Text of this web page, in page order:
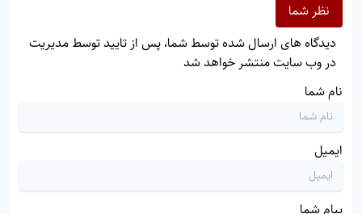
نظر شما
دیدگاه های ارسال شده توسط شما، پس از تایید توسط مدیریت
در وب سایت منتشر خواهد شد
نام شما
ایمیل
پیام شما